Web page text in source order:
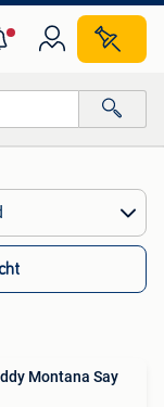
Montana Say